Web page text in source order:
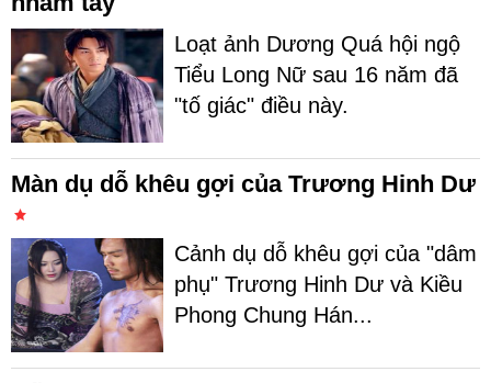
Loạt ảnh Dương Quá hội ngộ
Tiểu Long Nữ sau 16 năm đã
"tố giác" điều này.
Màn dụ dỗ khêu gợi của Trương Hinh Dư
Cảnh dụ dỗ khêu gợi của "dâm
phụ" Trương Hinh Dư và Kiều
Phong Chung Hán...